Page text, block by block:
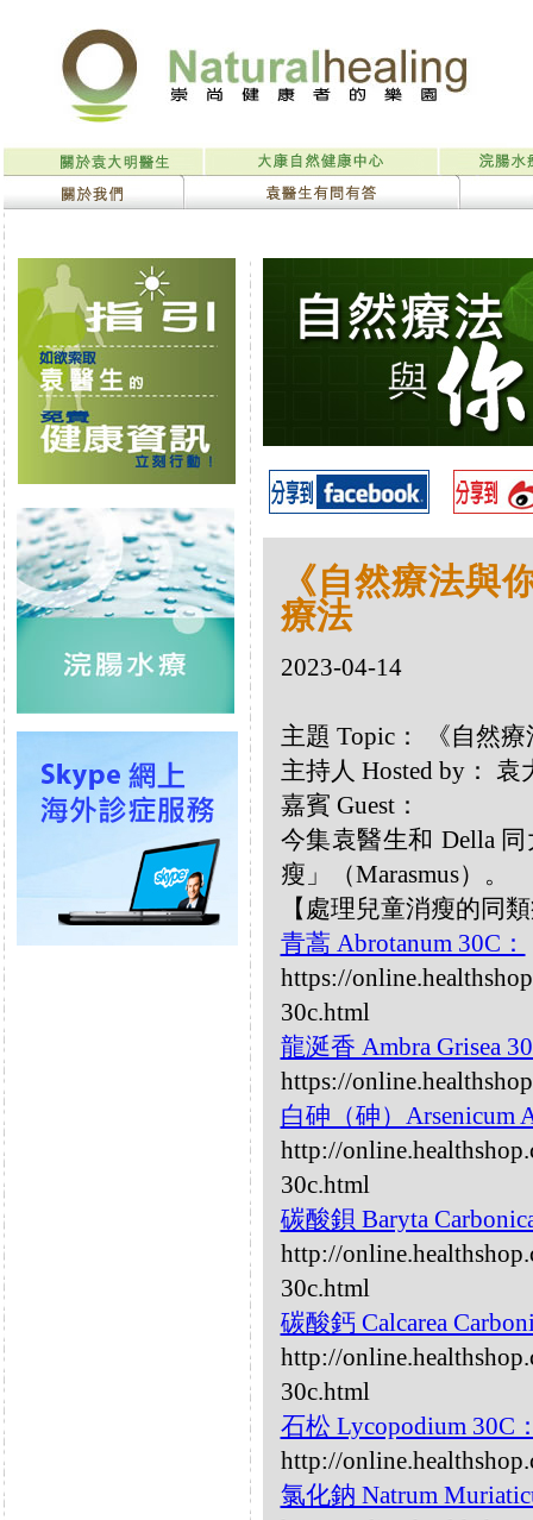
《自然療法與
療法
2023-04-14
主題 Topic： 《自然
主持人 Hosted by：
嘉賓 Guest：
今集袁醫生和 Della
瘦」（Marasmus）。
【處理兒童消瘦的同
青蒿 Abrotanum 30C：
https://
30c.html
龍涎香 Ambra Grisea
https://
白砷（砷）Arsenicum
http://
30c.html
碳酸鋇 Baryta
http://
30c.html
碳酸鈣 Calcarea
http://
30c.html
石松 Lycopodium 30C
http://
氯化鈉 Natrum